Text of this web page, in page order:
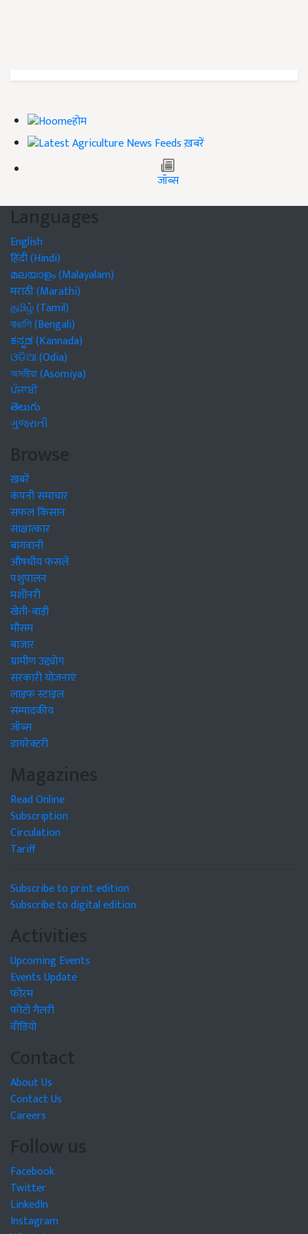
होम
ख़बरें
जॉब्स
Languages
English
हिंदी (Hindi)
മലയാളം (Malayalam)
मराठी (Marathi)
தமிழ் (Tamil)
বাঙালি (Bengali)
ಕನ್ನಡ (Kannada)
ଓଡିଆ (Odia)
অসমীয়া (Asomiya)
ਪੰਜਾਬੀ
తెలుగు
ગુજરાતી
Browse
खबरें
कंपनी समाचार
सफल किसान
साक्षात्कार
बागवानी
औषधीय फसलें
पशुपालन
मशीनरी
खेती-बाड़ी
मौसम
बाजार
ग्रामीण उद्द्योग
सरकारी योजनाएं
लाइफ स्टाइल
सम्पादकीय
जॉब्स
डायरेक्टरी
Magazines
Read Online
Subscription
Circulation
Tariff
Subscribe to print edition
Subscribe to digital edition
Activities
Upcoming Events
Events Update
फोरम
फोटो गैलरी
वीडियो
Contact
About Us
Contact Us
Careers
Follow us
Facebook
Twitter
LinkedIn
Instagram